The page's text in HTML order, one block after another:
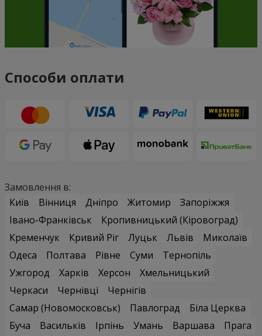
Способи оплати
Замовлення в:
Київ
Вінниця Дніпро Житомир
Запоріжжя
Івано-Франківськ
Кропивницький (Кіровоград)
Кременчук
Кривий Ріг Луцьк Львів
Миколаїв
Одеса
Полтава Рівне Суми
Тернопіль
Ужгород
Харків Херсон
Хмельницький
Черкаси
Чернівці
Чернігів
Самар (Новомосковськ)
Павлоград
Біла Церква
Буча
Васильків Ірпінь Умань Варшава Прага